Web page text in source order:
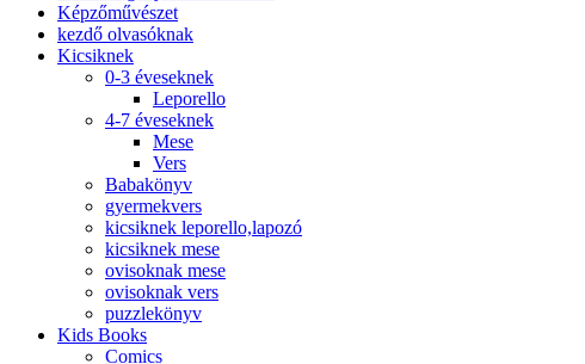
Képzőművészet
kezdő olvasóknak
Kicsiknek
0-3 éveseknek
Leporello
4-7 éveseknek
Mese
Vers
Babakönyv
gyermekvers
kicsiknek leporello,lapozó
kicsiknek mese
ovisoknak mese
ovisoknak vers
puzzlekönyv
Kids Books
Comics